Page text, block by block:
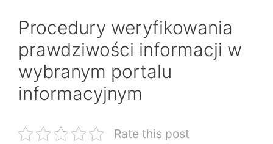
Procedury weryfikowania
prawdziwości informacji w
wybranym portalu
informacyjnym
Rate this post